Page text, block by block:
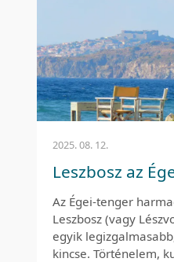
2025. 08. 12.
Leszbosz az
Az Égei-tenger
Leszbosz (vagy
egyik
kincse. Történelem,